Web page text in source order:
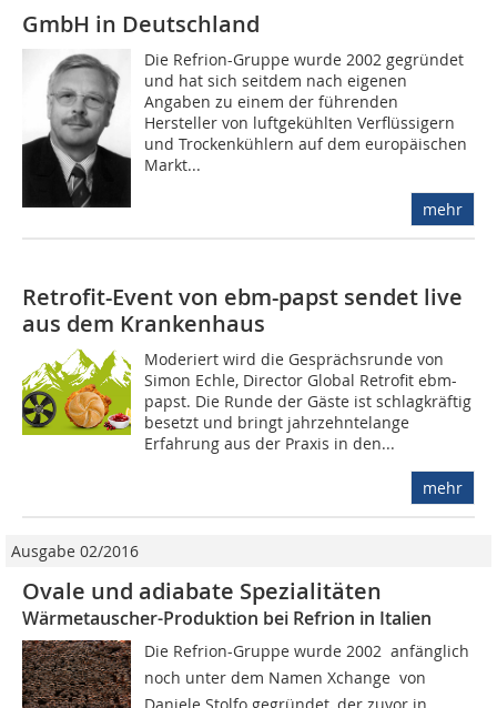
GmbH in Deutschland
Die Refrion-Gruppe wurde 2002 gegründet
und hat sich seitdem nach eigenen
Angaben zu einem der führenden
Hersteller von luftgekühlten Verflüssigern
und Trockenkühlern auf dem europäischen
Markt...
mehr
Retrofit-Event von ebm-papst sendet live
aus dem Krankenhaus
Moderiert wird die Gesprächsrunde von
Simon Echle, Director Global Retrofit ebm-
papst. Die Runde der Gäste ist schlagkräftig
besetzt und bringt jahrzehntelange
Erfahrung aus der Praxis in den...
mehr
Ausgabe 02/2016
Ovale und adiabate Spezialitäten
Wärmetauscher-Produktion bei Refrion in Italien
Die Refrion-Gruppe wurde 2002  anfänglich
noch unter dem Namen Xchange  von